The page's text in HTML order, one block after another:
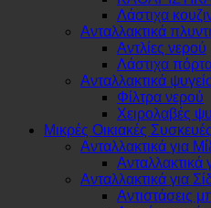
Λάστιχα
Ανταλλακτικά
Αντλίες νερού
Λάστιχα
Ανταλλακτικά
Φίλτρα νερού
Χειρολαβές
Μικρές Οικιακές Συσκευές
Ανταλλακτικά για
Ανταλλακτικά
Ανταλλακτικά για
Αντιστάσεις